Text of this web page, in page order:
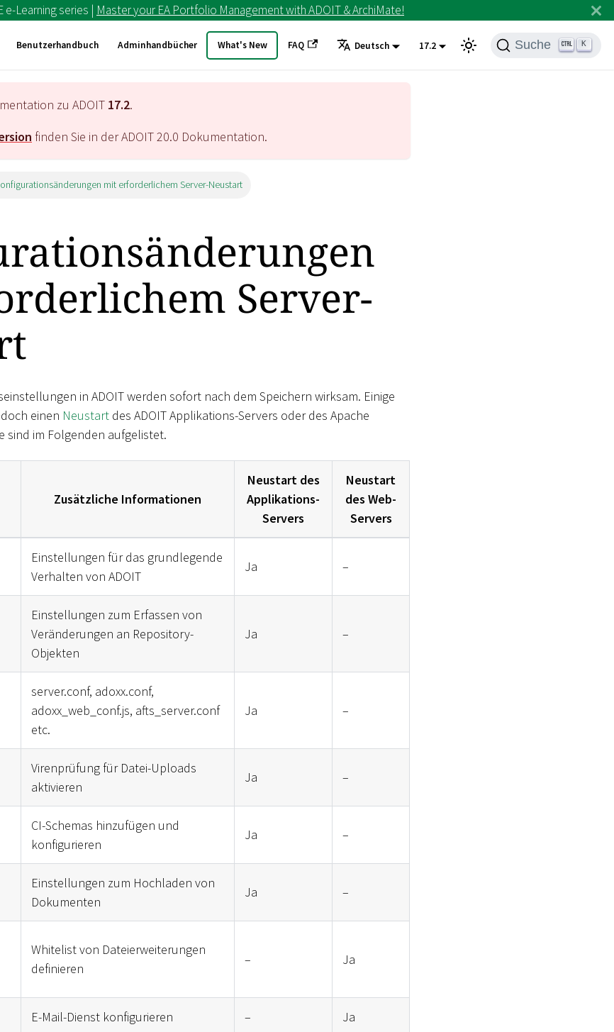
e-Learning series | Master your EA Portfolio Management with ADOIT & ArchiMate!
Benutzerhandbuch Adminhandbücher What's New FAQ Deutsch 17.2 Suche K
zu ADOIT 17.2.
finden Sie in der ADOIT20.0 Dokumentation.
mit erforderlichem Server-Neustart
Server-
in ADOIT werden sofort nach dem Speichern wirksam. Einige
einen Neustart des ADOIT Applikations-Servers oder des Apache
sind im Folgenden aufgelistet.
Zusätzliche Informationen
Neustart des
Applikations-
Servers
Neustart
des Web-
Servers
Einstellungen für das grundlegende
Verhalten von ADOIT
Ja –
Einstellungen zum Erfassen von
Veränderungen an Repository-
Objekten
Ja –
server.conf, adoxx.conf,
adoxx_web_conf.js, afts_server.conf
etc.
Ja –
Virenprüfung für Datei-Uploads
aktivieren
Ja –
CI-Schemas hinzufügen und
konfigurieren
Ja –
Einstellungen zum Hochladen von
Dokumenten
Ja –
Whitelist von Dateierweiterungen
definieren
– Ja
E-Mail-Dienst konfigurieren – Ja